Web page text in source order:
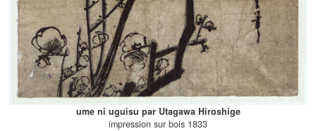
ume ni uguisu par Utagawa Hiroshige
impression sur bois 1833